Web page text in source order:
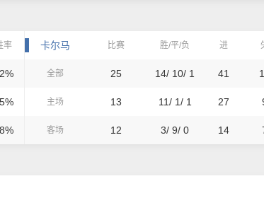
率 卡尔马 比赛 胜/平/负 进
全部 25 14/ 10/ 1 41
主场 13 11/ 1/ 1 27
客场 12 3/ 9/ 0 14